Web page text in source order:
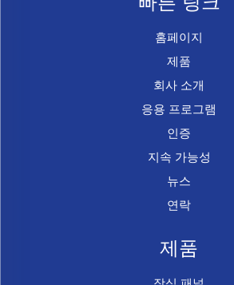
홈페이지
제품
회사 소개
응용 프로그램
인증
지속 가능성
뉴스
연락
제품